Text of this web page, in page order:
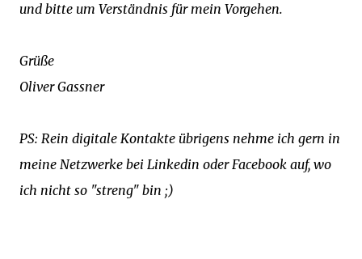
und bitte um Verständnis für mein Vorgehen.
Grüße
Oliver Gassner
PS: Rein digitale Kontakte übrigens nehme ich gern in
meine Netzwerke bei Linkedin oder Facebook auf, wo
ich nicht so "streng" bin ;)